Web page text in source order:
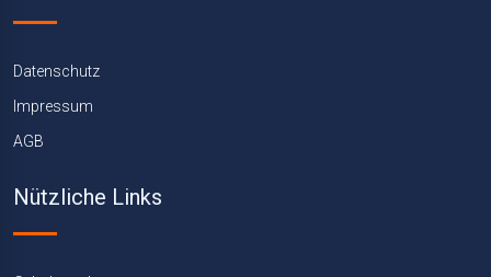
Datenschutz
Impressum
AGB
Nützliche Links